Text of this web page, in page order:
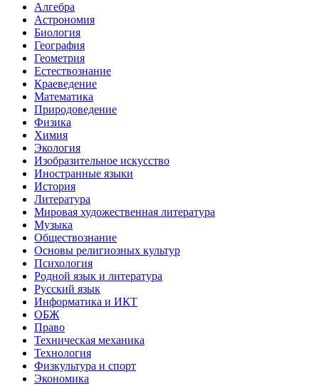
Алгебра
Астрономия
Биология
География
Геометрия
Естествознание
Краеведение
Математика
Природоведение
Физика
Химия
Экология
Изобразительное искусство
Иностранные языки
История
Литература
Мировая художественная литература
Музыка
Обществознание
Основы религиозных культур
Психология
Родной язык и литература
Русский язык
Информатика и ИКТ
ОБЖ
Право
Техническая механика
Технология
Физкультура и спорт
Экономика